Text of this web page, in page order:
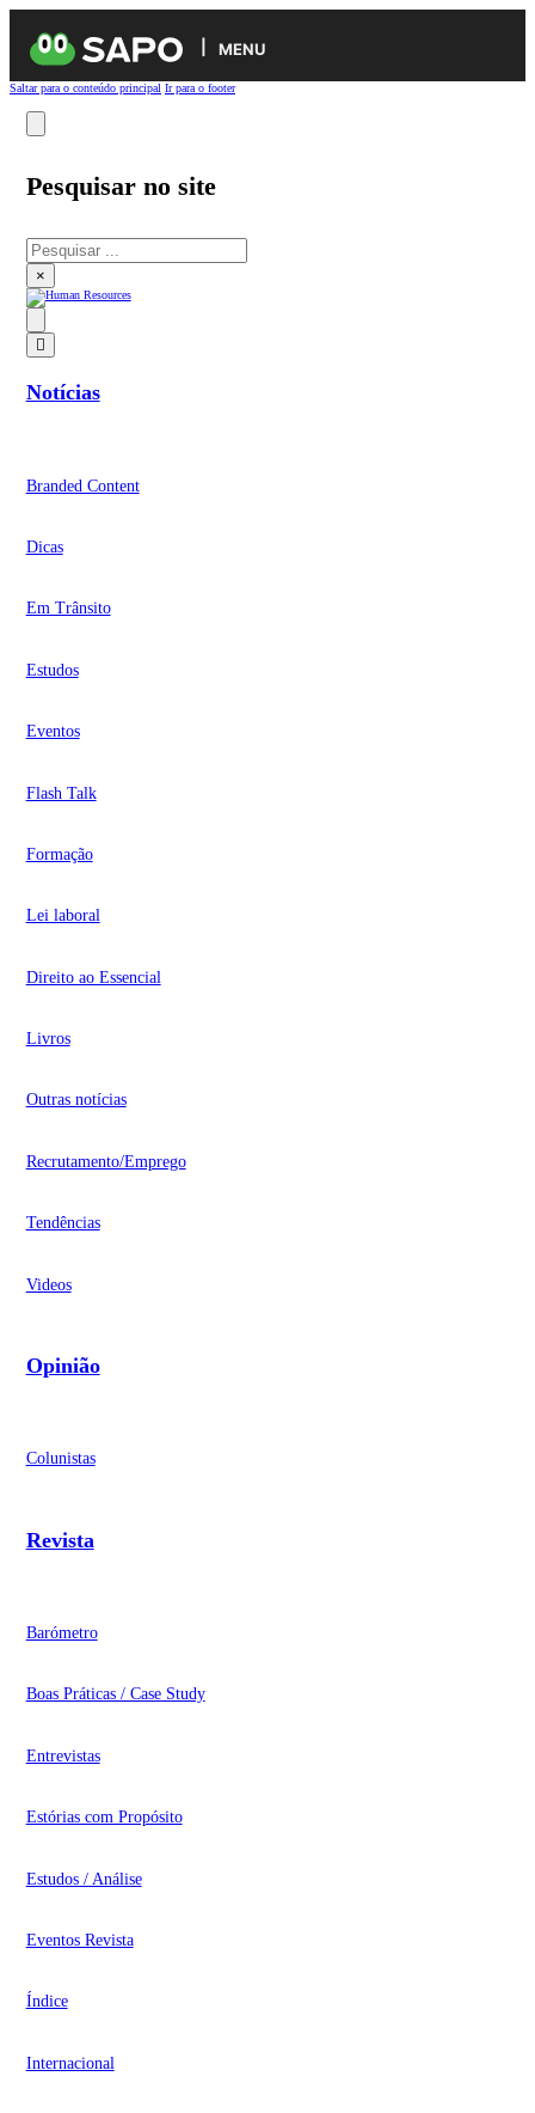
MENU
Saltar para o conteúdo principal Ir para o footer
Pesquisar no site
Pesquisar
×
Notícias
Branded Content
Dicas
Em Trânsito
Estudos
Eventos
Flash Talk
Formação
Lei laboral
Direito ao Essencial
Livros
Outras notícias
Recrutamento/Emprego
Tendências
Videos
Opinião
Colunistas
Revista
Barómetro
Boas Práticas / Case Study
Entrevistas
Estórias com Propósito
Estudos / Análise
Eventos Revista
Índice
Internacional